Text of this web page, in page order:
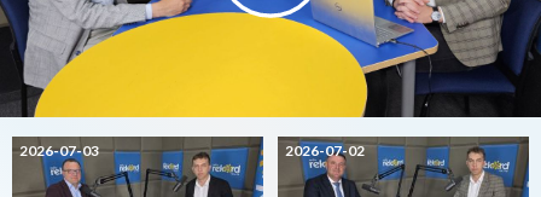
2026-07-03 2026-07-02